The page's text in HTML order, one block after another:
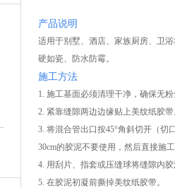
产品说明
适用于别墅、酒店、家族厨房、卫
硬如瓷、防水防霉。
施工方法
1. 施工基面必须清理干净，确保无
2. 紧靠缝隙两边边缘贴上美纹纸胶
3. 将混合管出口按45°角斜切开（
30cm的胶泥不要使用，然后直接施
4. 用刮片、指套或压缝球将缝隙内
5. 在胶泥初凝前撕掉美纹纸胶带。